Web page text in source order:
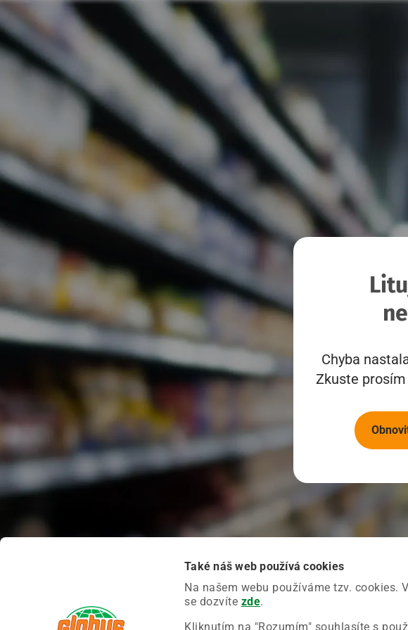
Také náš web používá cookies
Na našem webu používáme tzv. cookies.
se dozvíte zde.
Kliknutím na "Rozumím" souhlasíte s
Chyba
Zkuste